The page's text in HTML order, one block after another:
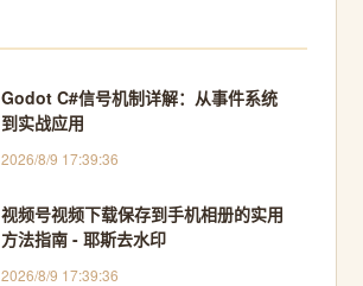
Godot C#信号机制详解：从事件系统
到实战应用
2026/8/9 17:39:36
视频号视频下载保存到手机相册的实用
方法指南 - 耶斯去水印
2026/8/9 17:39:36